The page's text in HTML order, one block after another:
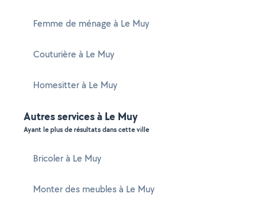
Femme de ménage à Le Muy
Couturière à Le Muy
Homesitter à Le Muy
Autres services à Le Muy
Ayant le plus de résultats dans cette ville
Bricoler à Le Muy
Monter des meubles à Le Muy